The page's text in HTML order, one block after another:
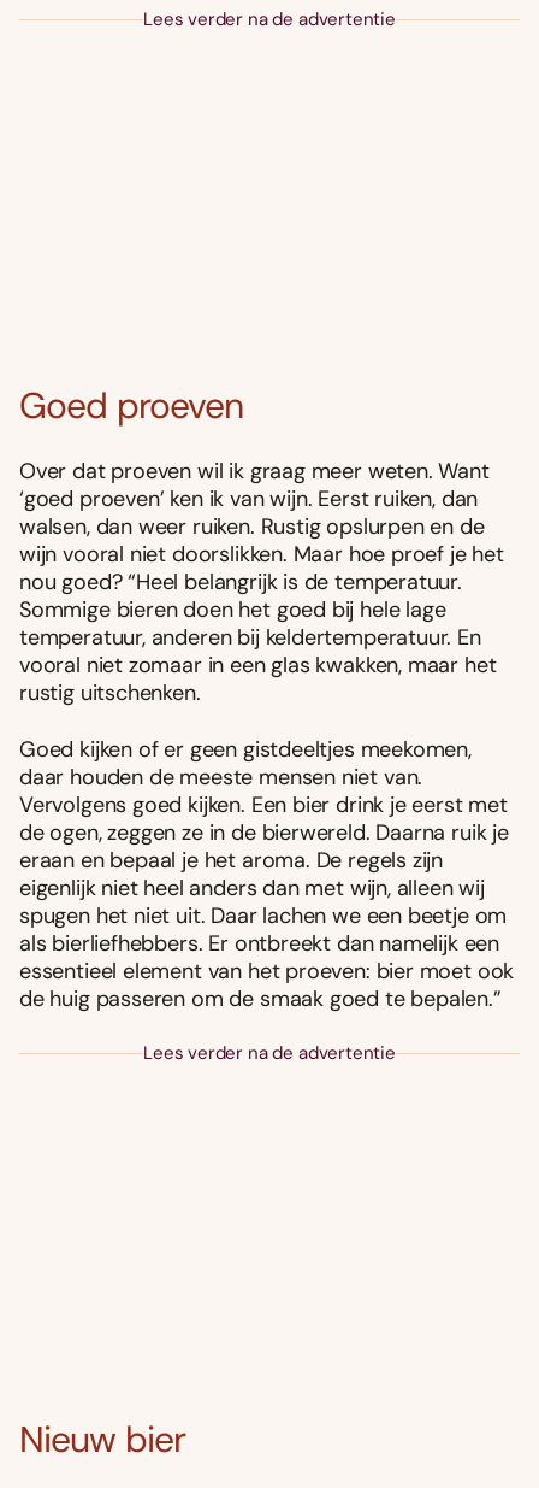
Lees verder na de advertentie
Goed proeven
Over dat proeven wil ik graag meer weten. Want
‘goed proeven’ ken ik van wijn. Eerst ruiken, dan
walsen, dan weer ruiken. Rustig opslurpen en de
wijn vooral niet doorslikken. Maar hoe proef je het
nou goed? “Heel belangrijk is de temperatuur.
Sommige bieren doen het goed bij hele lage
temperatuur, anderen bij keldertemperatuur. En
vooral niet zomaar in een glas kwakken, maar het
rustig uitschenken.
Goed kijken of er geen gistdeeltjes meekomen,
daar houden de meeste mensen niet van.
Vervolgens goed kijken. Een bier drink je eerst met
de ogen, zeggen ze in de bierwereld. Daarna ruik je
eraan en bepaal je het aroma. De regels zijn
eigenlijk niet heel anders dan met wijn, alleen wij
spugen het niet uit. Daar lachen we een beetje om
als bierliefhebbers. Er ontbreekt dan namelijk een
essentieel element van het proeven: bier moet ook
de huig passeren om de smaak goed te bepalen.”
Lees verder na de advertentie
Nieuw bier